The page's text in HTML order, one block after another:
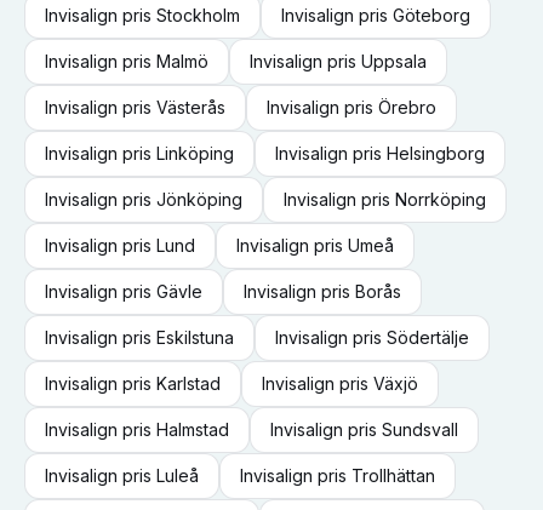
Invisalign pris Stockholm Invisalign pris Göteborg
Invisalign pris Malmö Invisalign pris Uppsala
Invisalign pris Västerås Invisalign pris Örebro
Invisalign pris Linköping Invisalign pris Helsingborg
Invisalign pris Jönköping Invisalign pris Norrköping
Invisalign pris Lund Invisalign pris Umeå
Invisalign pris Gävle Invisalign pris Borås
Invisalign pris Eskilstuna Invisalign pris Södertälje
Invisalign pris Karlstad Invisalign pris Växjö
Invisalign pris Halmstad Invisalign pris Sundsvall
Invisalign pris Luleå Invisalign pris Trollhättan